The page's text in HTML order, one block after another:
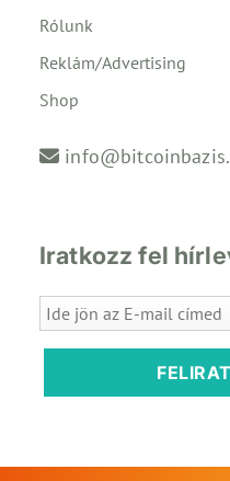
Rólunk
Reklám/Advertising
Shop
Iratkozz fel